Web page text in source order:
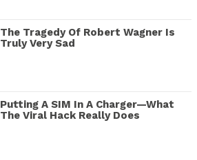
The Tragedy Of Robert Wagner Is
Truly Very Sad
Putting A SIM In A Charger—What
The Viral Hack Really Does